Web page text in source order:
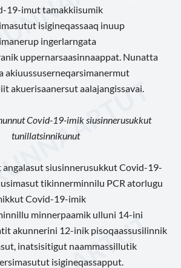
19-imut tamakkiisumik
isigineqassaaq inuup
ingerlarngata
uppernarsaasinnaappat. Nunatta
akiuussuserneqarsimanermut
akuerisaanersut aalajangissavai.
Covid-19-imik siusinnerusukkut
tunillatsinnikunut
siusinnerusukkut Covid-19-
tikinnerminnilu PCR atorlugu
Covid-19-imik
minnerpaamik ulluni 14-ini
akunnerini 12-inik pisoqaassusilinnik
inatsisitigut naammassillutik
isigineqassapput.